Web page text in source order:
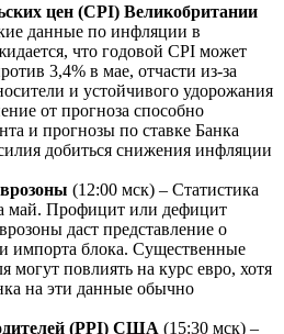
цен (CPI) Великобритании
данные по инфляции в
что годовой CPI может
3,4% в мае, отчасти из-за
и устойчивого удорожания
от прогноза способно
и прогнозы по ставке Банка
добиться снижения инфляции
(12:00 мск) – Статистика
май. Профицит или дефицит
даст представление о
импорта блока. Существенные
могут повлиять на курс евро, хотя
на эти данные обычно
(PPI) США (15:30 мск) –